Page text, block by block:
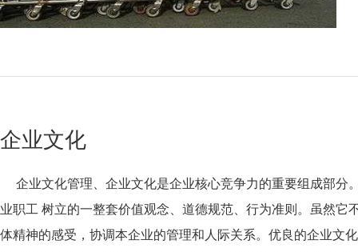
企业文化
企业文化管理、企业文化是企业核心竞争力的重要组成部
业职工 树立的一整套价值观念、道德规范、行为准则。虽然
体精神的感受，协调本企业的管理和人际关系。优良的企业文